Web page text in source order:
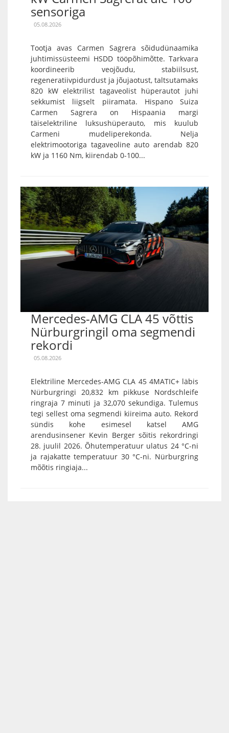
sensoriga
05.08.2026
Tootja avas Carmen Sagrera sõidudünaamika
juhtimissüsteemi HSDD tööpõhimõtte. Tarkvara
koordineerib veojõudu, stabiilsust,
regeneratiivpidurdust ja jõujaotust, taltsutamaks
820 kW elektrilist tagaveolist hüperautot juhi
sekkumist liigselt piiramata. Hispano Suiza
Carmen Sagrera on Hispaania margi
täiselektriline luksushüperauto, mis kuulub
Carmeni mudeliperekonda. Nelja
elektrimootoriga tagaveoline auto arendab 820
kW ja 1160 Nm, kiirendab 0-100...
Mercedes-AMG CLA 45 võttis
Nürburgringil oma segmendi
rekordi
05.08.2026
Elektriline Mercedes-AMG CLA 45 4MATIC+ läbis
Nürburgringi 20,832 km pikkuse Nordschleife
ringraja 7 minuti ja 32,070 sekundiga. Tulemus
tegi sellest oma segmendi kiireima auto. Rekord
sündis kohe esimesel katsel AMG
arendusinsener Kevin Berger sõitis rekordringi
28. juulil 2026. Õhutemperatuur ulatus 24 °C-ni
ja rajakatte temperatuur 30 °C-ni. Nürburgring
mõõtis ringiaja...